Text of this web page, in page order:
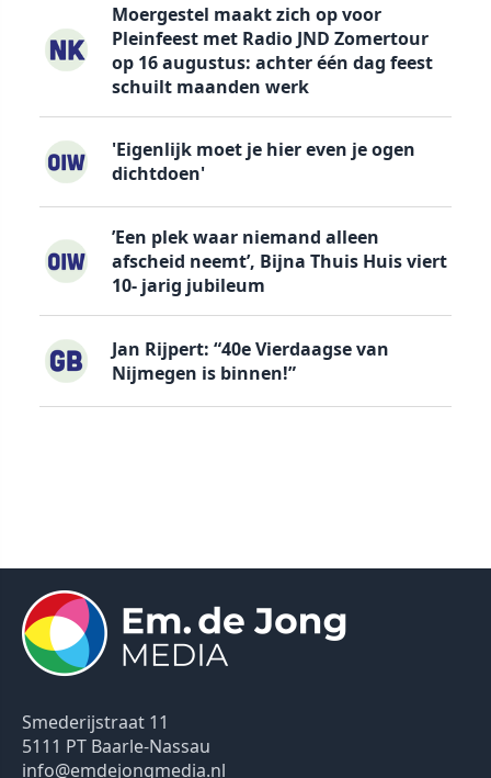
Moergestel maakt zich op voor
Pleinfeest met Radio JND Zomertour
op 16 augustus: achter één dag feest
schuilt maanden werk
'Eigenlijk moet je hier even je ogen
dichtdoen'
’Een plek waar niemand alleen
afscheid neemt’, Bijna Thuis Huis viert
10- jarig jubileum
Jan Rijpert: “40e Vierdaagse van
Nijmegen is binnen!”
Smederijstraat 11
5111 PT Baarle-Nassau
info@emdejongmedia.nl